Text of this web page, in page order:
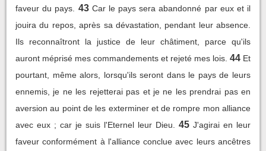
faveur du pays.
43 Car le pays sera abandonné par eux et il
jouira du repos, après sa dévastation, pendant leur absence.
Ils reconnaîtront la justice de leur châtiment, parce qu'ils
auront méprisé mes commandements et rejeté mes lois. 44 Et
pourtant, même alors, lorsqu'ils seront dans le pays de leurs
ennemis, je ne les rejetterai pas et je ne les prendrai pas en
aversion au point de les exterminer et de rompre mon alliance
avec eux ; car je suis l'Eternel leur Dieu.
45 J'agirai en leur
faveur conformément à l'alliance conclue avec leurs ancêtres